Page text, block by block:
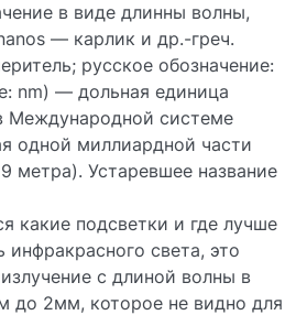
в виде длинны волны,
— карлик и др.-греч.
русское обозначение:
nm) — дольная единица
Международной системе
одной миллиардной части
метра). Устаревшее название
какие подсветки и где лучше
инфракрасного света, это
с длиной волны в
до 2мм, которое не видно для